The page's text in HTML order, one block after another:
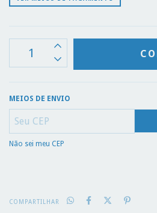
MEIOS DE ENVIO
Não sei meu CEP
COMPARTILHAR